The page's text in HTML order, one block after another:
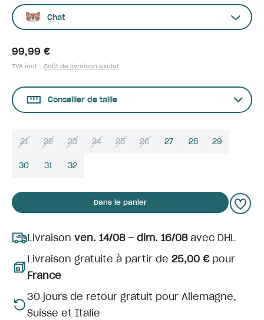
Chat
99,99 €
TVA incl. , Coût de livraison exclut
Conseiller de taille
21 22 23 24 25 26 27 28 29
30 31 32
Dans le panier
Livraison ven. 14/08 – dim. 16/08avec DHL
Livraison gratuite à partir de 25,00 €pour
France
30 jours de retour gratuit pour Allemagne,
Suisse et Italie